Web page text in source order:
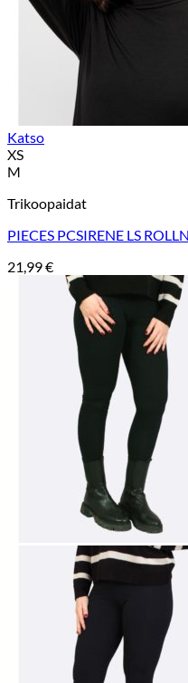
Katso
XS
M
Trikoopaidat
PIECES PCSIRENE LS
21,99€